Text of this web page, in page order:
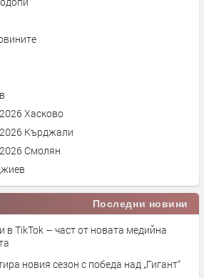
Хасково
Кърджали
Смолян
Последни новини
в TikTok – част от новата медийна
новия сезон с победа над „Гигант“